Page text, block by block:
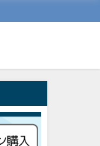
24年度江東5区、中古マン
相場まとめ（※）